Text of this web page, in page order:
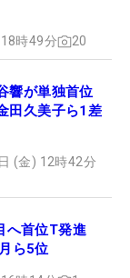
時49分 20
響が単独首位
田久美子ら1差
(金) 12時42分
へ首位T発進
ら5位